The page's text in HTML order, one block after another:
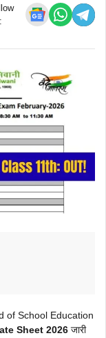
of School Education
Sheet 2026 जारी